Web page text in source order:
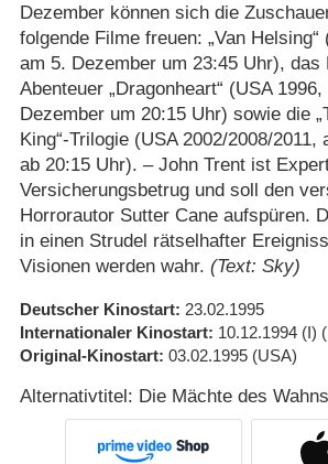
Dezember können sich die
folgende Filme freuen: „Van Helsing“
am 5. Dezember um 23:45 Uhr), das
Abenteuer „Dragonheart“ (USA
Dezember um 20:15 Uhr) sowie die
King“-Trilogie (USA 2002/​2008/​2011,
ab 20:15 Uhr). – John Trent ist
Versicherungsbetrug und soll den
Horrorautor Sutter Cane aufspüren.
in einen Strudel rätselhafter
Visionen werden wahr. (Text: Sky)
Deutscher Kinostart 23.02.1995
Internationaler Kinostart 10.12.1994 (I)
Original-Kinostart 03.02.1995 (USA)
Alternativtitel: Die Mächte des